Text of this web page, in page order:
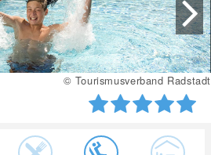
© Tourismusverband Radstadt